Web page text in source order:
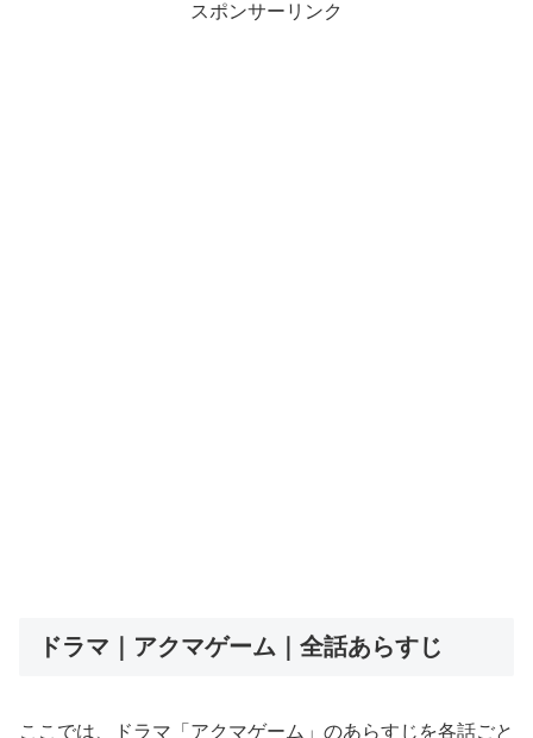
スポンサーリンク
ドラマ｜アクマゲーム｜全話あらすじ
ここでは、ドラマ「アクマゲーム」のあらすじを各話ごと